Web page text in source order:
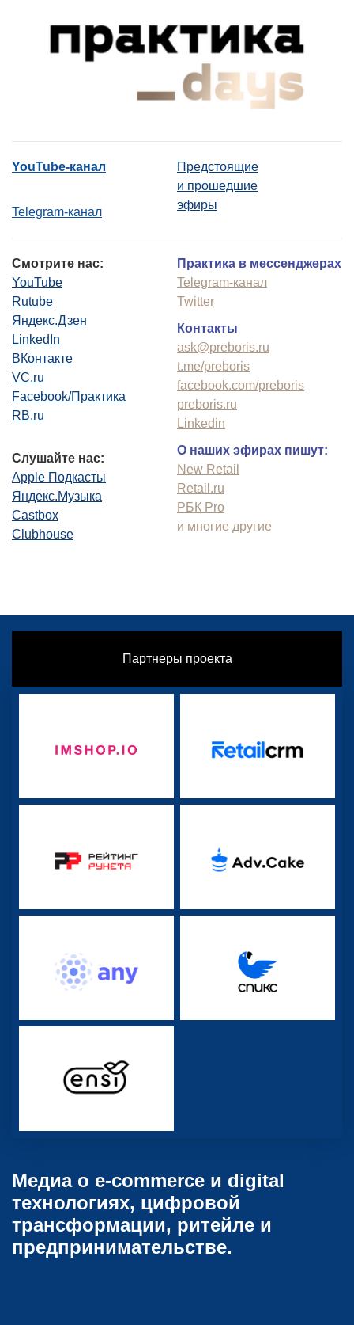
YouTube-канал
Telegram-канал
Предстоящие
и прошедшие
эфиры
Смотрите нас:
YouTube
Rutube
Яндекс.Дзен
LinkedIn
ВКонтакте
VC.ru
Facebook/Практика
RB.ru
Слушайте нас:
Apple Подкасты
Яндекс.Музыка
Castbox
Clubhouse
Практика в мессенджерах
Telegram-канал
Twitter
Контакты
ask@preboris.ru
t.me/preboris
facebook.com/preboris
preboris.ru
Linkedin
О наших эфирах пишут:
New Retail
Retail.ru
РБК Pro
и многие другие
Партнеры проекта
Медиа о e-commerce и digital
технологиях, цифровой
трансформации, ритейле и
предпринимательстве.